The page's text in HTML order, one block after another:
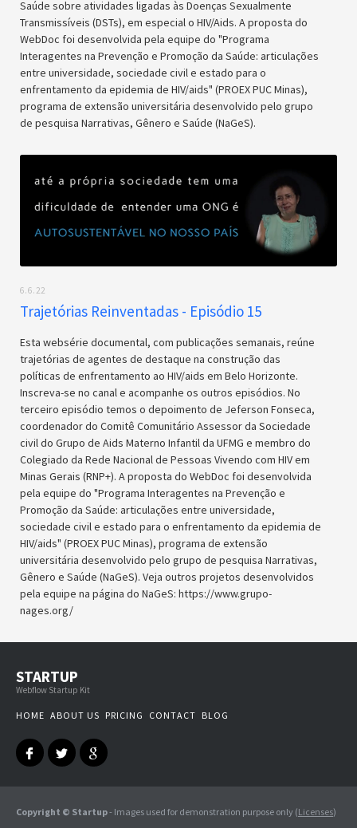
Saúde sobre atividades ligadas às Doenças Sexualmente
Transmissíveis (DSTs), em especial o HIV/Aids. A proposta do
WebDoc foi desenvolvida pela equipe do "Programa
Interagentes na Prevenção e Promoção da Saúde: articulações
entre universidade, sociedade civil e estado para o
enfrentamento da epidemia de HIV/aids" (PROEX PUC Minas),
programa de extensão universitária desenvolvido pelo grupo
de pesquisa Narrativas, Gênero e Saúde (NaGeS).
6.6.22
Trajetórias Reinventadas - Episódio 15
Esta websérie documental, com publicações semanais, reúne
trajetórias de agentes de destaque na construção das
políticas de enfrentamento ao HIV/aids em Belo Horizonte.
Inscreva-se no canal e acompanhe os outros episódios. No
terceiro episódio temos o depoimento de Jeferson Fonseca,
coordenador do Comitê Comunitário Assessor da Sociedade
civil do Grupo de Aids Materno Infantil da UFMG e membro do
Colegiado da Rede Nacional de Pessoas Vivendo com HIV em
Minas Gerais (RNP+). A proposta do WebDoc foi desenvolvida
pela equipe do "Programa Interagentes na Prevenção e
Promoção da Saúde: articulações entre universidade,
sociedade civil e estado para o enfrentamento da epidemia de
HIV/aids" (PROEX PUC Minas), programa de extensão
universitária desenvolvido pelo grupo de pesquisa Narrativas,
Gênero e Saúde (NaGeS). Veja outros projetos desenvolvidos
pela equipe na página do NaGeS: https://www.grupo-
nages.org/
STARTUP
Webflow Startup Kit
HOME ABOUT US PRICING CONTACT BLOG
Copyright © Startup- Images used for demonstration purpose only (Licenses)